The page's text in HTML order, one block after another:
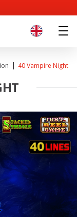
40 Vampire Night